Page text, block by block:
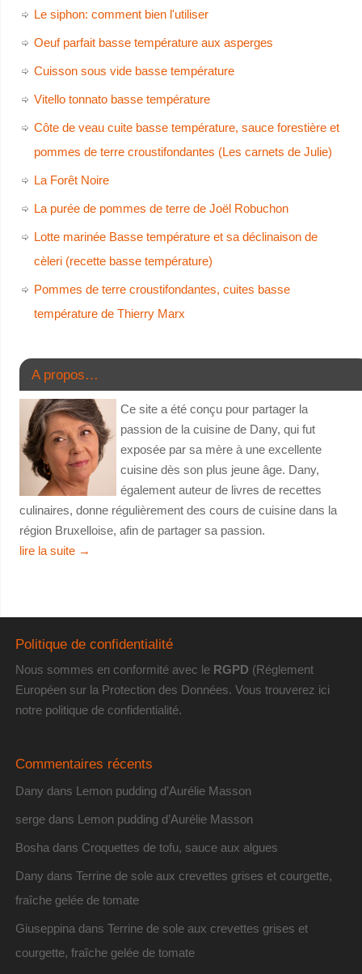
Le siphon: comment bien l'utiliser
Oeuf parfait basse température aux asperges
Cuisson sous vide basse température
Vitello tonnato basse température
Côte de veau cuite basse température, sauce forestière et
pommes de terre croustifondantes (Les carnets de Julie)
La Forêt Noire
La purée de pommes de terre de Joël Robuchon
Lotte marinée Basse température et sa déclinaison de
cèleri (recette basse température)
Pommes de terre croustifondantes, cuites basse
température de Thierry Marx
A propos…
Ce site a été conçu pour partager la
passion de la cuisine de Dany, qui fut
exposée par sa mère à une excellente
cuisine dès son plus jeune âge. Dany,
également auteur de livres de recettes
culinaires, donne régulièrement des cours de cuisine dans la
région Bruxelloise, afin de partager sa passion.
lire la suite →
Politique de confidentialité
Nous sommes en conformité avec le RGPD (Réglement
Européen sur la Protection des Données. Vous trouverez ici
notre politique de confidentialité.
Commentaires récents
Dany dans Lemon pudding d’Aurélie Masson
sergedans Lemon pudding d’Aurélie Masson
Bosha dans Croquettes de tofu, sauce aux algues
Dany dans Terrine de sole aux crevettes grises et courgette,
fraîche gelée de tomate
Giuseppina dans Terrine de sole aux crevettes grises et
courgette, fraîche gelée de tomate